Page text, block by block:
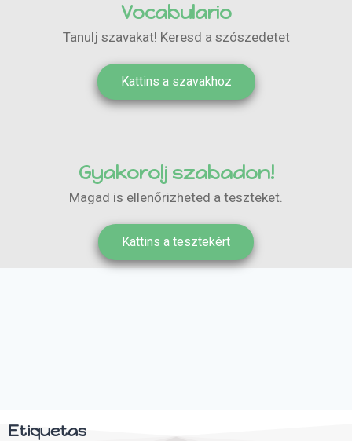
Vocabulario
Tanulj szavakat! Keresd a szószedetet
Kattins a szavakhoz
Gyakorolj szabadon!
Magad is ellenőrizheted a teszteket.
Kattins a tesztekért
Etiquetas